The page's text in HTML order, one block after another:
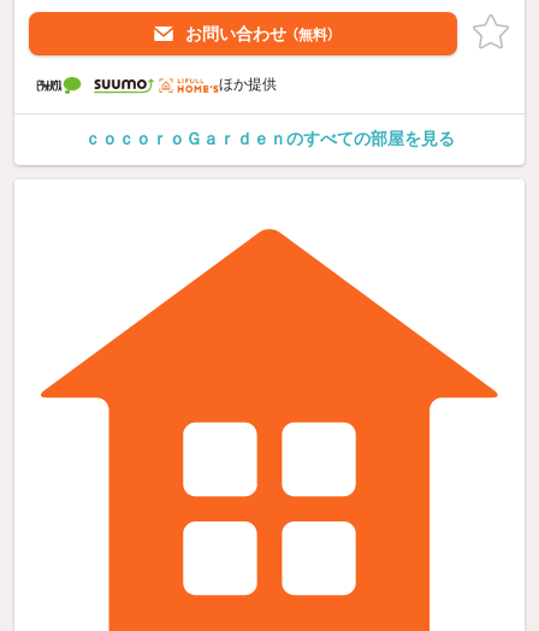
お問い合わせ （無料）
ほか提供
ｃｏｃｏｒｏＧａｒｄｅｎのすべての部屋を見る